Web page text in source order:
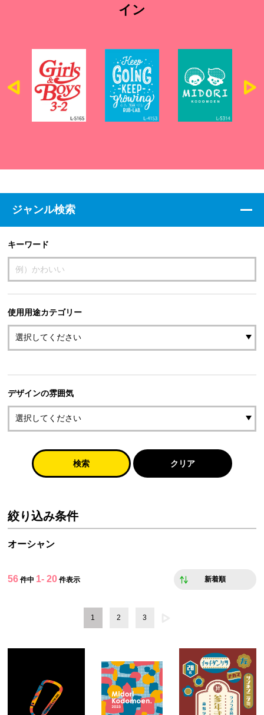
イン
ジャンル検索
キーワード
使用用途カテゴリー
デザインの雰囲気
検索 クリア
絞り込み条件
オーシャン
56 件中 1- 20 件表示 新着順
1 2 3